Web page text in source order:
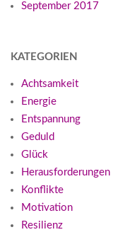
September 2017
KATEGORIEN
Achtsamkeit
Energie
Entspannung
Geduld
Glück
Herausforderungen
Konflikte
Motivation
Resilienz